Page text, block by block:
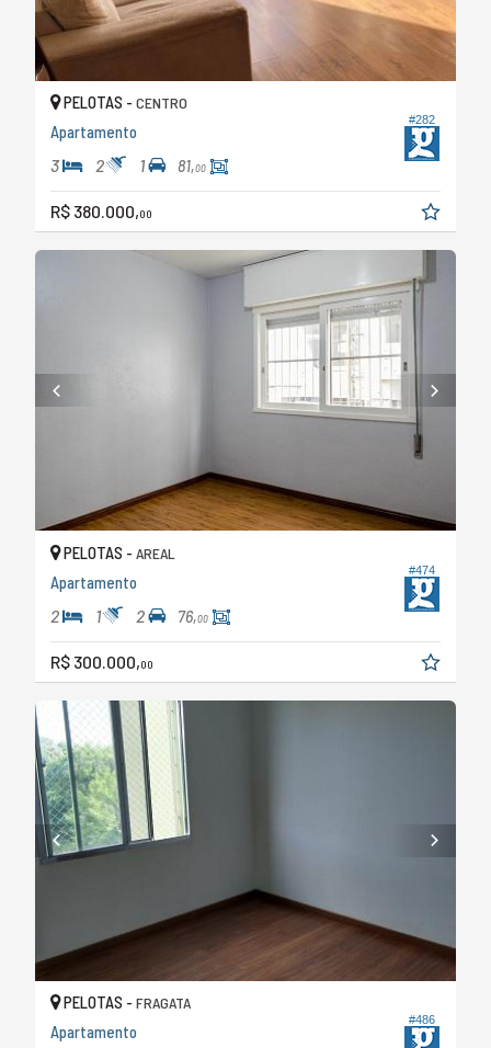
#282
PELOTAS - CENTRO
Apartamento
3 2 1 81,00
R$ 380.000,00
#474
PELOTAS - AREAL
Apartamento
2 1 2 76,00
R$ 300.000,00
#486
PELOTAS - FRAGATA
Apartamento